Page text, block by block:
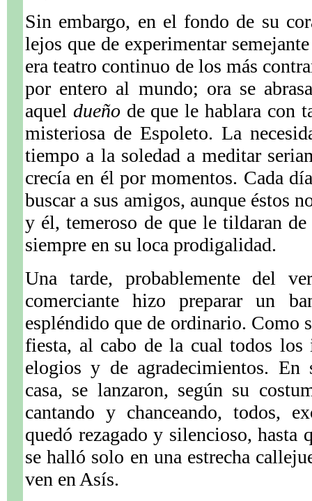
Sin embargo, en el fondo de su
lejos que de experimentar
era teatro continuo de los más
por entero al mundo; ora se
aquel dueñode que le hablara con
misteriosa de Espoleto. La
tiempo a la soledad a meditar
crecía en él por momentos. Cada
buscar a sus amigos, aunque éstos
y él, temeroso de que le tildaran
siempre en su loca prodigalidad.
Una tarde, probablemente del
comerciante hizo preparar un
espléndido que de ordinario. Como
fiesta, al cabo de la cual todos
elogios y de agradecimientos. En
casa, se lanzaron, según su
cantando y chanceando, todos,
quedó rezagado y silencioso, hasta
se halló solo en una estrecha
ven en Asís.